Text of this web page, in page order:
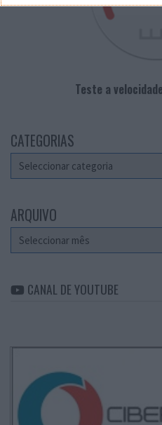
Teste a
CATEGORIAS
Categorias
ARQUIVO
Arquivo
CANAL DE YOUTUBE